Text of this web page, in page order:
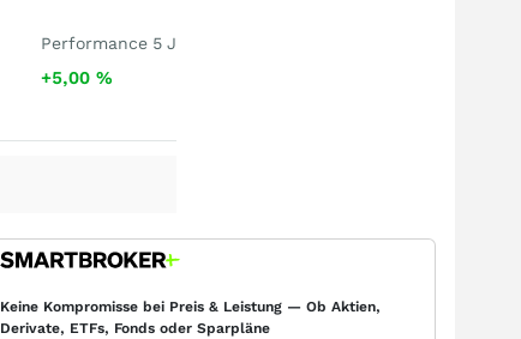
Performance 5 J
+5,00 %
Keine Kompromisse bei Preis & Leistung — Ob Aktien,
Derivate, ETFs, Fonds oder Sparpläne